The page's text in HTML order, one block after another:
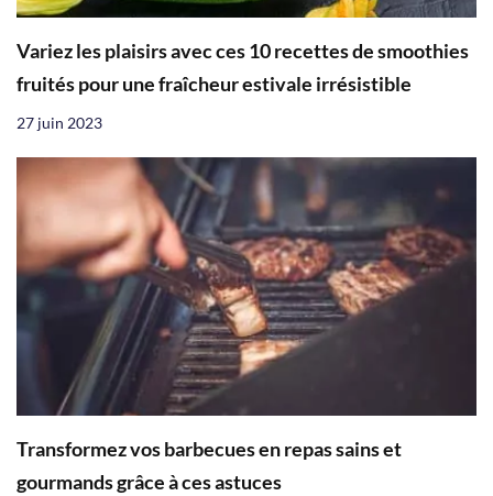
Variez les plaisirs avec ces 10 recettes de smoothies
fruités pour une fraîcheur estivale irrésistible
27 juin 2023
Transformez vos barbecues en repas sains et
gourmands grâce à ces astuces